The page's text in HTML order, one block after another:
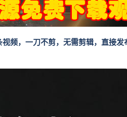
频，一刀不剪，无需剪辑，直接发